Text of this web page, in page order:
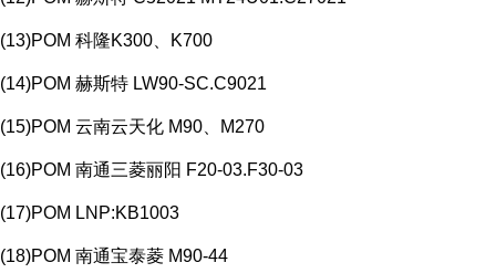
(13)POM 科隆K300、K700
(14)POM 赫斯特 LW90-SC.C9021
(15)POM 云南云天化 M90、M270
(16)POM 南通三菱丽阳 F20-03.F30-03
(17)POM LNP:KB1003
(18)POM 南通宝泰菱 M90-44